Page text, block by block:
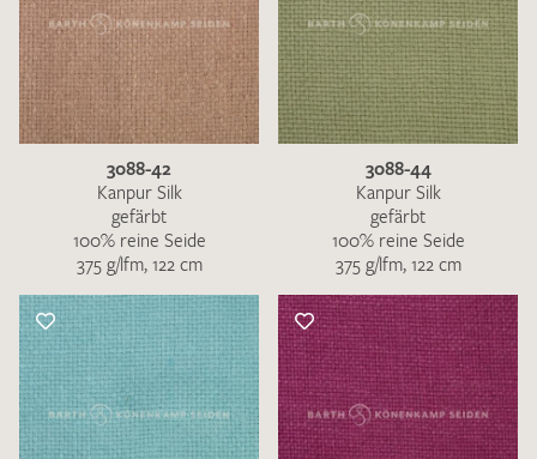
3088-42
Kanpur Silk
gefärbt
100% reine Seide
375 g/lfm, 122 cm
3088-44
Kanpur Silk
gefärbt
100% reine Seide
375 g/lfm, 122 cm